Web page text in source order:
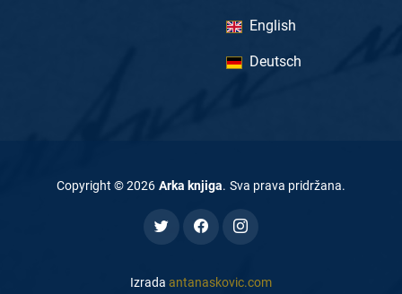
English
Deutsch
Copyright ©2026 Arka knjiga. Sva prava pridržana.
Izrada antanaskovic.com